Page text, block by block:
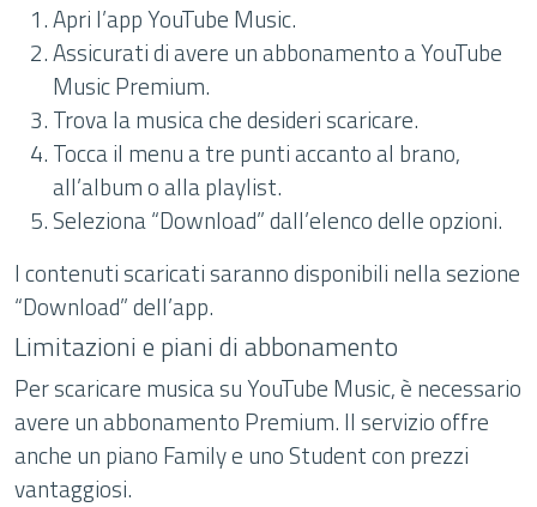
Apri l’app YouTube Music.
Assicurati di avere un abbonamento a YouTube
Music Premium.
Trova la musica che desideri scaricare.
Tocca il menu a tre punti accanto al brano,
all’album o alla playlist.
Seleziona “Download” dall’elenco delle opzioni.
I contenuti scaricati saranno disponibili nella sezione
“Download” dell’app.
Limitazioni e piani di abbonamento
Per scaricare musica su YouTube Music, è necessario
avere un abbonamento Premium. Il servizio offre
anche un piano Family e uno Student con prezzi
vantaggiosi.